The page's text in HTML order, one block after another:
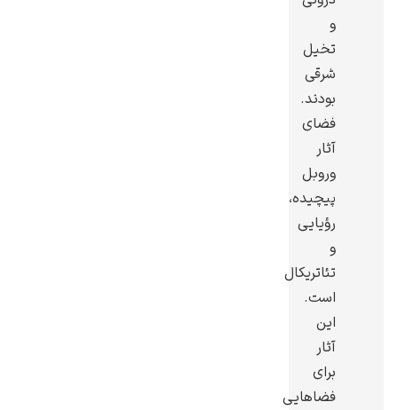
یوهانس فرمیر
و
تخیل
شرقی‌
بودند.
فضای
آثار
وروبل
پیچیده،
رؤیایی
و
تئاتریکال
است.
این
آثار
برای
فضاهایی